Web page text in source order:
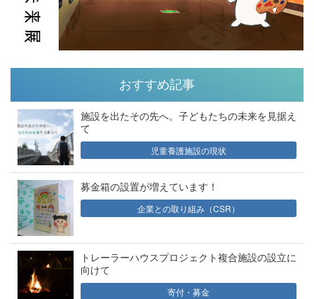
おすすめ記事
施設を出たその先へ。子どもたちの未来を見据え
て
児童養護施設の現状
募金箱の設置が増えています！
企業との取り組み（CSR）
トレーラーハウスプロジェクト複合施設の設立に
向けて
寄付・募金